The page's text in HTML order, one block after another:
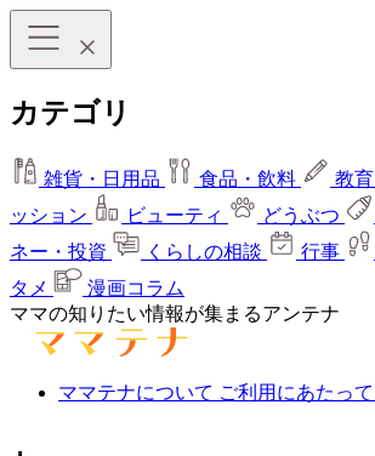
カテゴリ
雑貨・日用品 食品・飲料 教育
ッション
ビューティ どうぶつ
ネー・投資
くらしの相談 行事
タメ
漫画コラム
ママの知りたい情報が集まるアンテナ
ママテナについて ご利用にあたって